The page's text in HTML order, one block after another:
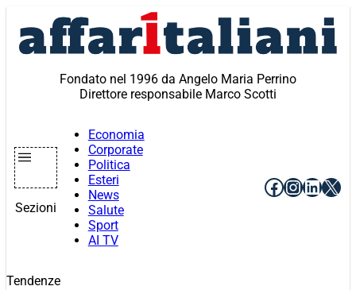
contenuto
Fondato nel 1996 da Angelo Maria Perrino
Direttore responsabile Marco Scotti
Sezioni
Economia
Corporate
Politica
Esteri
News
Salute
Sport
AI TV
Facebook
X
Tendenze